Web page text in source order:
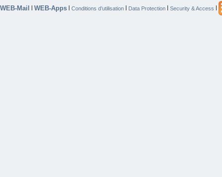
WEB-Mail | WEB-Apps | Conditions d’utilisation | Data Protection | Security & Access |